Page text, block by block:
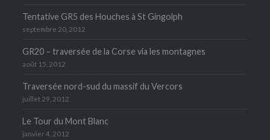
Tentative GR5 des Houches à St Gingolph
septembre 20, 2012
GR20 – traversée de la Corse via les montagnes
août 15, 2012
Traversée nord-sud du massif du Vercors
juillet 29, 2012
Le Tour du Mont Blanc
janvier 4, 2012